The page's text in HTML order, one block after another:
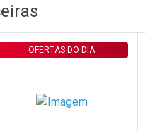
Menos
OFERTAS DO DIA